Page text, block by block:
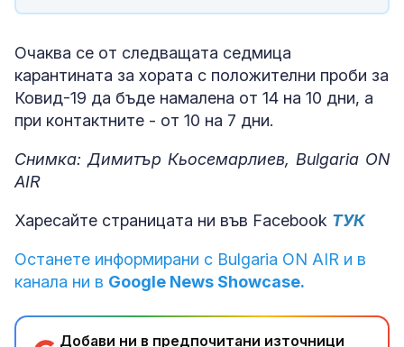
Очаква се от следващата седмица
карантината за хората с положителни проби за
Ковид-19 да бъде намалена от 14 на 10 дни, а
при контактните - от 10 на 7 дни.
Снимка: Димитър Кьосемарлиев, Bulgaria ON
AIR
Харесайте страницата ни във Facebook ТУК
Останете информирани с Bulgaria ON AIR и в
канала ни в Google News Showcase.
Добави ни в предпочитани източници